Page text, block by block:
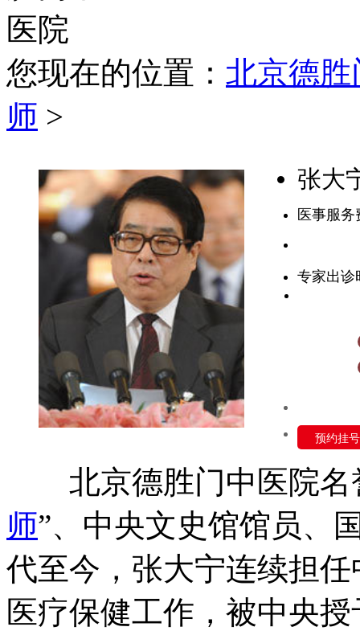
您现在的位置： 北京德
师 >
张大
医事服
专家出诊
预约挂号
北京德胜门中医院名
师”、中央文史馆馆员、
代至今，张大宁连续担
医疗保健工作，被中央